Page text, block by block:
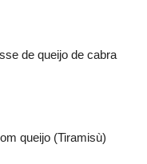
de queijo de cabra
queijo (Tiramisù)